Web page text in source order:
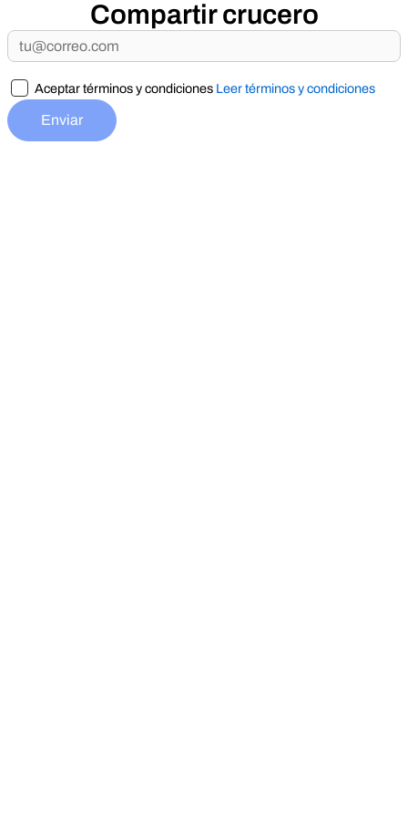
Compartir crucero
Aceptar términos y condiciones Leer términos y condiciones
Enviar